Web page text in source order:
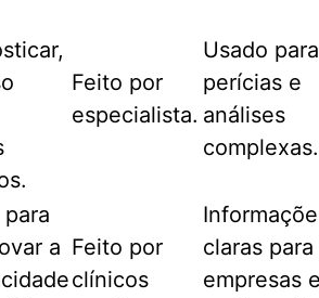
Feito por
especialista.
Usado para
perícias e
análises
complexas.
a Feito por
clínicos
claras para
empresas